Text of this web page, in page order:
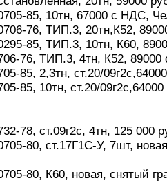
85, 10тн, 67000 с НДС,
76, ТИП.3, 20тн,К52,
85, ТИП.3, 10тн, К60,
76, ТИП.3, 4тн, К52,
85, 2,3тн, ст.20/
85, 10тн, ст.20/
78, ст.09г2с, 4тн, 125 000
80, ст.17Г1С-У, 7шт,
80, К60, новая, снятый